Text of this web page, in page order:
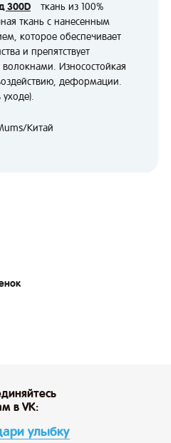
300D ткань из 100%
ткaнь с нанесенным
которое обеспечивает
и препятствует
Износостойкая
деформации.
уходе).
Китай
в VK:
улыбку